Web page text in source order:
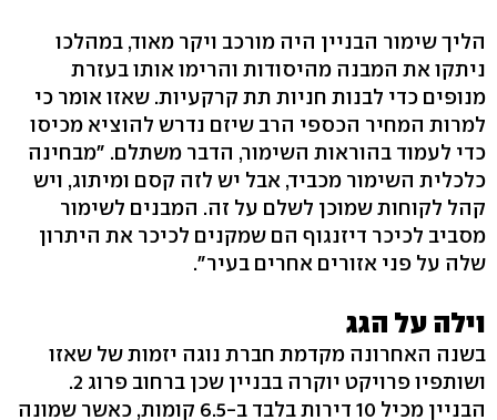
הליך שימור הבניין היה מורכב ויקר מאוד, במהלכו
ניתקו את המבנה מהיסודות והרימו אותו בעזרת
מנופים כדי לבנות חניות תת קרקעיות. שאזו אומר כי
למרות המחיר הכספי הרב שיזם נדרש להוציא מכיסו
כדי לעמוד בהוראות השימור, הדבר משתלם. "מבחינה
כלכלית השימור מכביד, אבל יש לזה קסם ומיתוג, ויש
קהל לקוחות שמוכן לשלם על זה. המבנים לשימור
מסביב לכיכר דיזנגוף הם שמקנים לכיכר את היתרון
שלה על פני אזורים אחרים בעיר".
וילה על הגג
בשנה האחרונה מקדמת חברת נוגה יזמות של שאזו
ושותפיו פרויקט יוקרה בבניין שכן ברחוב פרוג 2.
הבניין מכיל 10 דירות בלבד ב-6.5 קומות, כאשר שמונה